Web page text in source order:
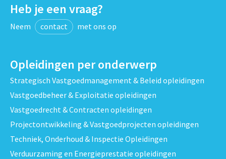
Heb je een vraag?
Neem contact met ons op
Opleidingen per onderwerp
Strategisch Vastgoedmanagement & Beleid opleidingen
Vastgoedbeheer & Exploitatie opleidingen
Vastgoedrecht & Contracten opleidingen
Projectontwikkeling & Vastgoedprojecten opleidingen
Techniek, Onderhoud & Inspectie Opleidingen
Verduurzaming en Energieprestatie opleidingen